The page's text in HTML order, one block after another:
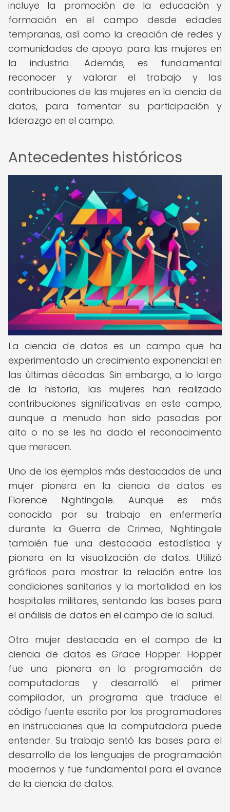
incluye la promoción de la educación y
formación en el campo desde edades
tempranas, así como la creación de redes y
comunidades de apoyo para las mujeres en
la industria. Además, es fundamental
reconocer y valorar el trabajo y las
contribuciones de las mujeres en la ciencia de
datos, para fomentar su participación y
liderazgo en el campo.
Antecedentes históricos
La ciencia de datos es un campo que ha
experimentado un crecimiento exponencial en
las últimas décadas. Sin embargo, a lo largo
de la historia, las mujeres han realizado
contribuciones significativas en este campo,
aunque a menudo han sido pasadas por
alto o no se les ha dado el reconocimiento
que merecen.
Uno de los ejemplos más destacados de una
mujer pionera en la ciencia de datos es
Florence Nightingale. Aunque es más
conocida por su trabajo en enfermería
durante la Guerra de Crimea, Nightingale
también fue una destacada estadística y
pionera en la visualización de datos. Utilizó
gráficos para mostrar la relación entre las
condiciones sanitarias y la mortalidad en los
hospitales militares, sentando las bases para
el análisis de datos en el campo de la salud.
Otra mujer destacada en el campo de la
ciencia de datos es Grace Hopper. Hopper
fue una pionera en la programación de
computadoras y desarrolló el primer
compilador, un programa que traduce el
código fuente escrito por los programadores
en instrucciones que la computadora puede
entender. Su trabajo sentó las bases para el
desarrollo de los lenguajes de programación
modernos y fue fundamental para el avance
de la ciencia de datos.